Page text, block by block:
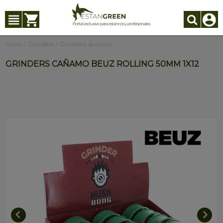
Inicio Grinders Grinders acrílicos
GRINDERS CAÑAMO BEUZ ROLLING 50MM 1X12